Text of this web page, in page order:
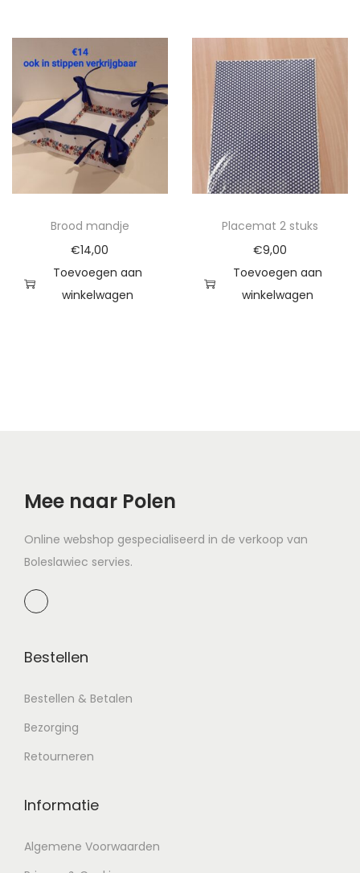
n
P
n
n
e
l
a
a
Brood mandje
€14,00
Toevoegen aan
winkelwagen
Placemat 2 stuks
€9,00
Toevoegen aan
winkelwagen
Mee naar Polen
Online webshop gespecialiseerd in de verkoop van
Boleslawiec servies.
Bestellen
Bestellen & Betalen
Bezorging
Retourneren
Informatie
Algemene Voorwaarden